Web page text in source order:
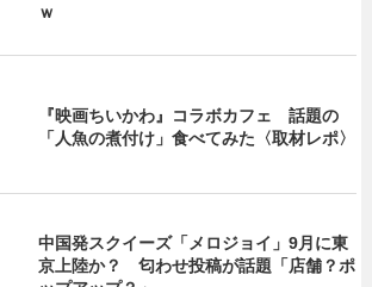
ｗ
『映画ちいかわ』コラボカフェ 話題の
「人魚の煮付け」食べてみた〈取材レポ〉
中国発スクイーズ「メロジョイ」9月に東
京上陸か？ 匂わせ投稿が話題「店舗？ポ